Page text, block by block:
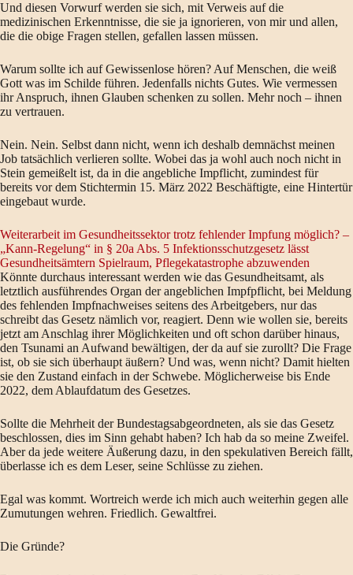
Und diesen Vorwurf werden sie sich, mit Verweis auf die
medizinischen Erkenntnisse, die sie ja ignorieren, von mir und allen,
die die obige Fragen stellen, gefallen lassen müssen.
Warum sollte ich auf Gewissenlose hören? Auf Menschen, die weiß
Gott was im Schilde führen. Jedenfalls nichts Gutes. Wie vermessen
ihr Anspruch, ihnen Glauben schenken zu sollen. Mehr noch – ihnen
zu vertrauen.
Nein. Nein. Selbst dann nicht, wenn ich deshalb demnächst meinen
Job tatsächlich verlieren sollte. Wobei das ja wohl auch noch nicht in
Stein gemeißelt ist, da in die angebliche Impflicht, zumindest für
bereits vor dem Stichtermin 15. März 2022 Beschäftigte, eine Hintertür
eingebaut wurde.
Weiterarbeit im Gesundheitssektor trotz fehlender Impfung möglich? –
„Kann-Regelung“ in § 20a Abs. 5 Infektionsschutzgesetz lässt
Gesundheitsämtern Spielraum, Pflegekatastrophe abzuwenden
Könnte durchaus interessant werden wie das Gesundheitsamt, als
letztlich ausführendes Organ der angeblichen Impfpflicht, bei Meldung
des fehlenden Impfnachweises seitens des Arbeitgebers, nur das
schreibt das Gesetz nämlich vor, reagiert. Denn wie wollen sie, bereits
jetzt am Anschlag ihrer Möglichkeiten und oft schon darüber hinaus,
den Tsunami an Aufwand bewältigen, der da auf sie zurollt? Die Frage
ist, ob sie sich überhaupt äußern? Und was, wenn nicht? Damit hielten
sie den Zustand einfach in der Schwebe. Möglicherweise bis Ende
2022, dem Ablaufdatum des Gesetzes.
Sollte die Mehrheit der Bundestagsabgeordneten, als sie das Gesetz
beschlossen, dies im Sinn gehabt haben? Ich hab da so meine Zweifel.
Aber da jede weitere Äußerung dazu, in den spekulativen Bereich fällt,
überlasse ich es dem Leser, seine Schlüsse zu ziehen.
Egal was kommt. Wortreich werde ich mich auch weiterhin gegen alle
Zumutungen wehren. Friedlich. Gewaltfrei.
Die Gründe?